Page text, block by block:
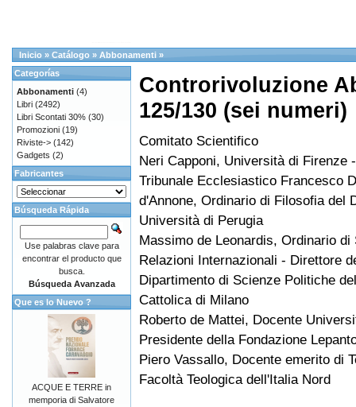
Inicio » Catálogo » Abbonamenti »
Controrivoluzione
125/130 (sei numeri)
Comitato Scientifico
Neri Capponi, Università di Firenze
Tribunale Ecclesiastico Francesco
d'Annone, Ordinario di Filosofia del
Università di Perugia
Massimo de Leonardis, Ordinario di
Relazioni Internazionali - Direttore
Dipartimento di Scienze Politiche
Cattolica di Milano
Roberto de Mattei, Docente
Presidente della Fondazione
Piero Vassallo, Docente emerito di
Facoltà Teologica dell'Italia Nord
Categorías
Abbonamenti (4)
Libri (2492)
Libri Scontati 30% (30)
Promozioni (19)
Riviste-> (142)
Gadgets (2)
Fabricantes
Búsqueda Rápida
Use palabras clave para
encontrar el producto que
busca.
Búsqueda Avanzada
Que es lo Nuevo ?
ACQUE E TERRE in
memporia di Salvatore